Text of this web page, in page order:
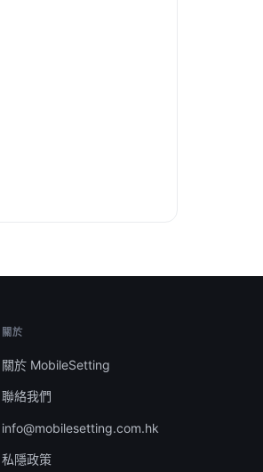
關於
關於 MobileSetting
聯絡我們
info@mobilesetting.com.hk
私隱政策